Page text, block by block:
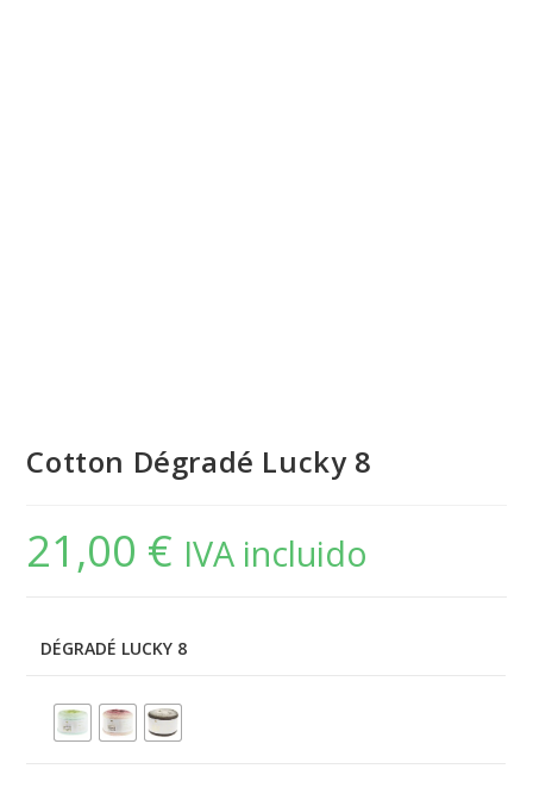
Cotton Dégradé Lucky 8
21,00 € IVA incluido
DÉGRADÉ LUCKY 8